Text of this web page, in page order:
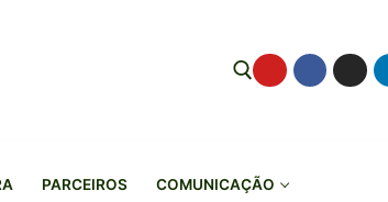
PARCEIROS COMUNICAÇÃO